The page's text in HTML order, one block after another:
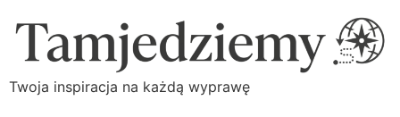
Twoja inspiracja na każdą wyprawę